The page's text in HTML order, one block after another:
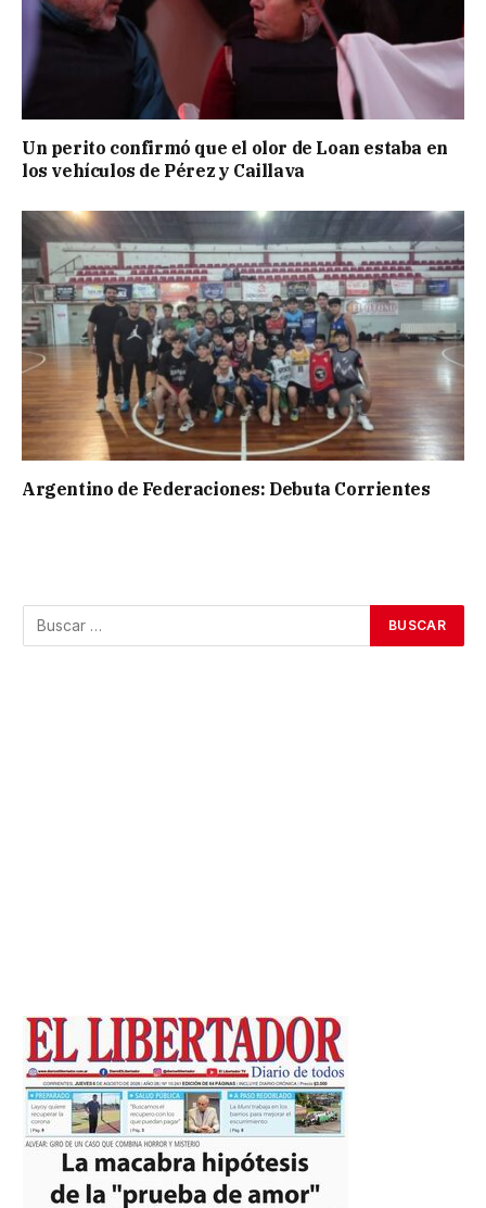
Un perito confirmó que el olor de Loan estaba en
los vehículos de Pérez y Caillava
Argentino de Federaciones: Debuta Corrientes